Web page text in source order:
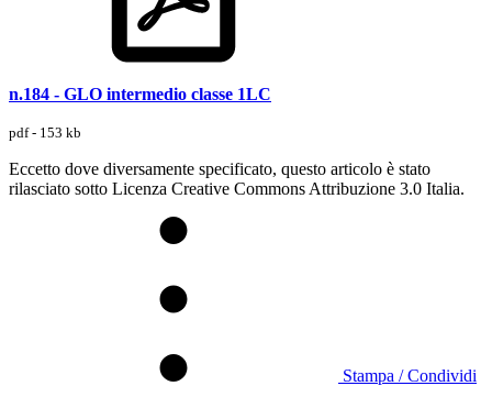
n.184 - GLO intermedio classe 1LC
pdf - 153 kb
Eccetto dove diversamente specificato, questo articolo è stato
rilasciato sotto Licenza Creative Commons Attribuzione 3.0 Italia.
Stampa / Condividi